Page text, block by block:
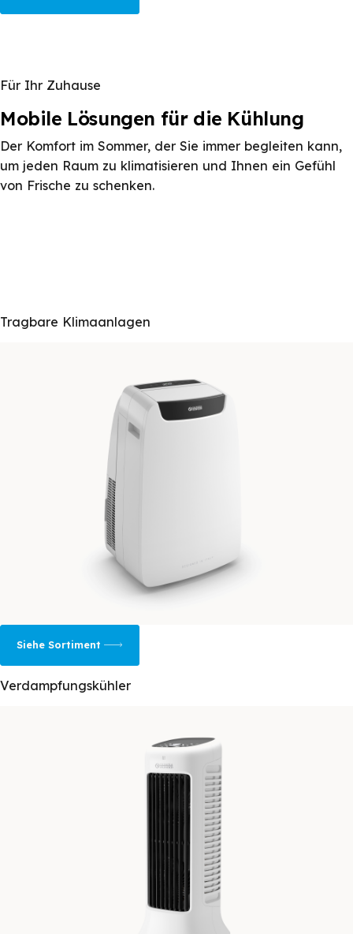
Für Ihr Zuhause
Mobile Lösungen für die Kühlung
Der Komfort im Sommer, der Sie immer begleiten kann,
um jeden Raum zu klimatisieren und Ihnen ein Gefühl
von Frische zu schenken.
Tragbare Klimaanlagen
Siehe Sortiment
Verdampfungskühler